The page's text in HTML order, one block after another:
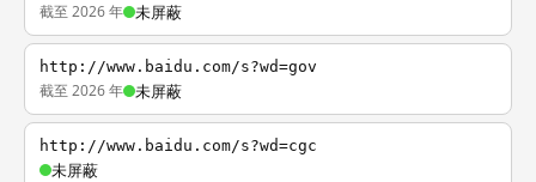
截至 2026 年 未屏蔽
http://www.baidu.com/s?wd=gov
截至 2026 年 未屏蔽
http://www.baidu.com/s?wd=cgc
未屏蔽